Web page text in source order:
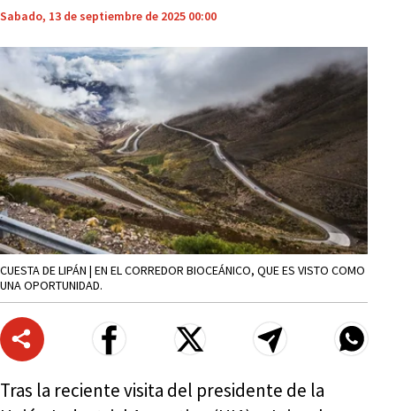
Sabado, 13 de septiembre de 2025 00:00
CUESTA DE LIPÁN | EN EL CORREDOR BIOCEÁNICO, QUE ES VISTO COMO
UNA OPORTUNIDAD.
Tras la reciente visita del presidente de la